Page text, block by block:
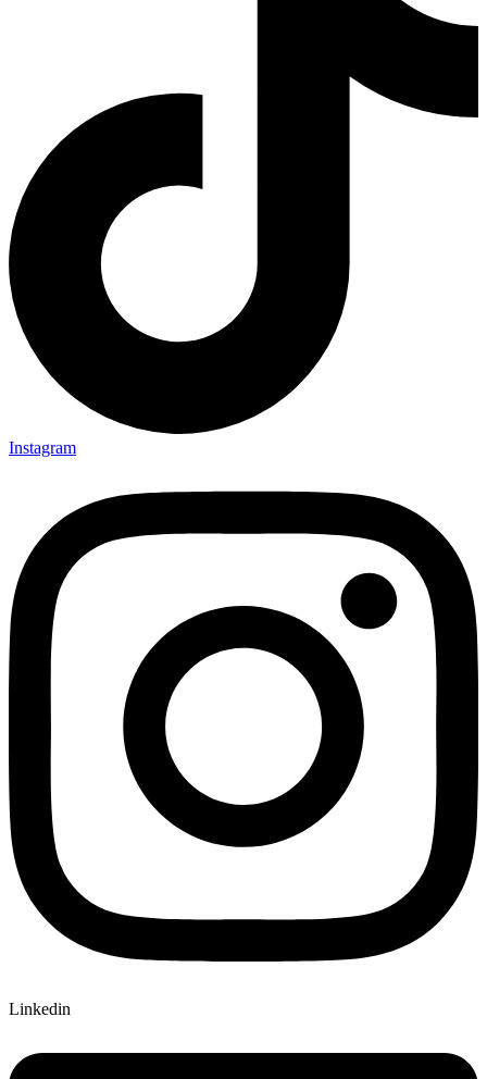
Instagram
Linkedin